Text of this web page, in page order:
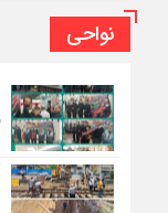
نواحی